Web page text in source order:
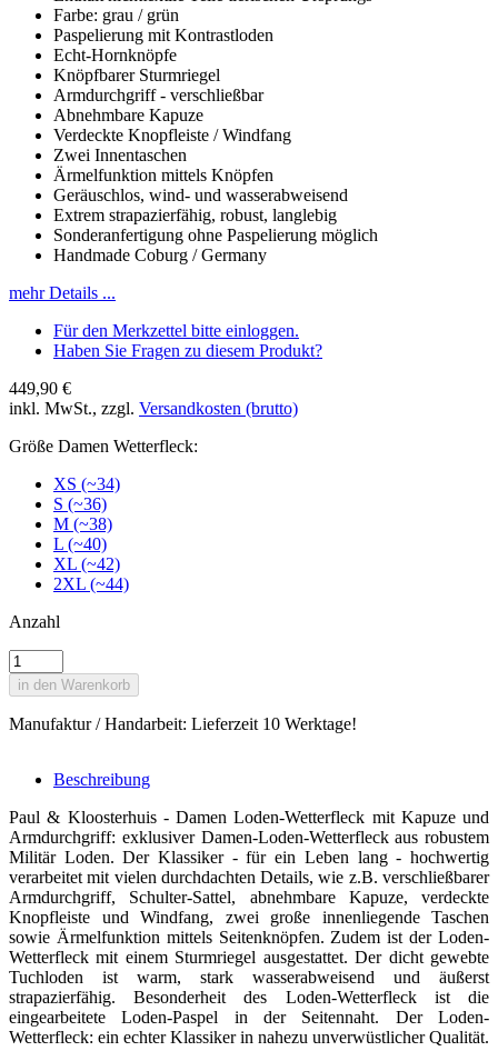
Farbe: grau / grün
Paspelierung mit Kontrastloden
Echt-Hornknöpfe
Knöpfbarer Sturmriegel
Armdurchgriff - verschließbar
Abnehmbare Kapuze
Verdeckte Knopfleiste / Windfang
Zwei Innentaschen
Ärmelfunktion mittels Knöpfen
Geräuschlos, wind- und wasserabweisend
Extrem strapazierfähig, robust, langlebig
Sonderanfertigung ohne Paspelierung möglich
Handmade Coburg / Germany
mehr Details ...
Für den Merkzettel bitte einloggen.
Haben Sie Fragen zu diesem Produkt?
449,90 €
inkl. MwSt., zzgl. Versandkosten (brutto)
Größe Damen Wetterfleck:
XS (~34)
S (~36)
M (~38)
L (~40)
XL (~42)
2XL (~44)
Anzahl
in den Warenkorb
Manufaktur / Handarbeit: Lieferzeit 10 Werktage!
Beschreibung
Paul & Kloosterhuis - Damen Loden-Wetterfleck mit Kapuze und
Armdurchgriff: exklusiver Damen-Loden-Wetterfleck aus robustem
Militär Loden. Der Klassiker - für ein Leben lang - hochwertig
verarbeitet mit vielen durchdachten Details, wie z.B. verschließbarer
Armdurchgriff, Schulter-Sattel, abnehmbare Kapuze, verdeckte
Knopfleiste und Windfang, zwei große innenliegende Taschen
sowie Ärmelfunktion mittels Seitenknöpfen. Zudem ist der Loden-
Wetterfleck mit einem Sturmriegel ausgestattet. Der dicht gewebte
Tuchloden ist warm, stark wasserabweisend und äußerst
strapazierfähig. Besonderheit des Loden-Wetterfleck ist die
eingearbeitete Loden-Paspel in der Seitennaht. Der Loden-
Wetterfleck: ein echter Klassiker in nahezu unverwüstlicher Qualität.